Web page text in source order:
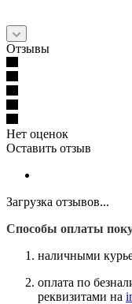
Отзывы
Нет оценок
Оставить отзыв
Загрузка отзывов...
Способы оплаты
наличными
оплата по
реквизитами на